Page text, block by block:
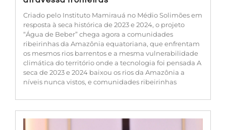
Criado pelo Instituto Mamirauá no Médio Solimões em
resposta à seca histórica de 2023 e 2024, o projeto
“Água de Beber” chega agora a comunidades
ribeirinhas da Amazônia equatoriana, que enfrentam
os mesmos rios barrentos e a mesma vulnerabilidade
climática do território onde a tecnologia foi pensada A
seca de 2023 e 2024 baixou os rios da Amazônia a
níveis nunca vistos, e comunidades ribeirinhas